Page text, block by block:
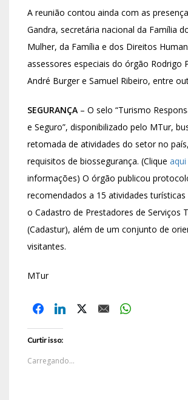
A reunião contou ainda com as
Gandra, secretária nacional da Família
Mulher, da Família e dos Direitos
assessores especiais do órgão Rodrigo
André Burger e Samuel Ribeiro, entre
SEGURANÇA – O selo “Turismo
e Seguro”, disponibilizado pelo MTur,
retomada de atividades do setor no
requisitos de biossegurança. (Clique aqui
informações) O órgão publicou
recomendados a 15 atividades
o Cadastro de Prestadores de Serviços
(Cadastur), além de um conjunto de
visitantes.
MTur
Curtir isso:
Carregando...